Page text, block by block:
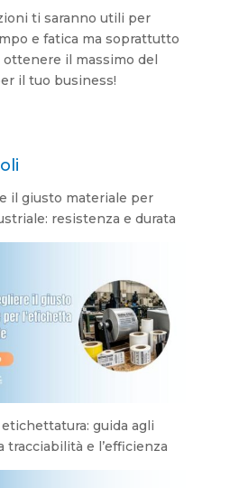
ti saranno utili per
e fatica ma soprattutto
ottenere il massimo del
il tuo business!
il giusto materiale per
resistenza e durata
guida agli
tracciabilità e l’efficienza